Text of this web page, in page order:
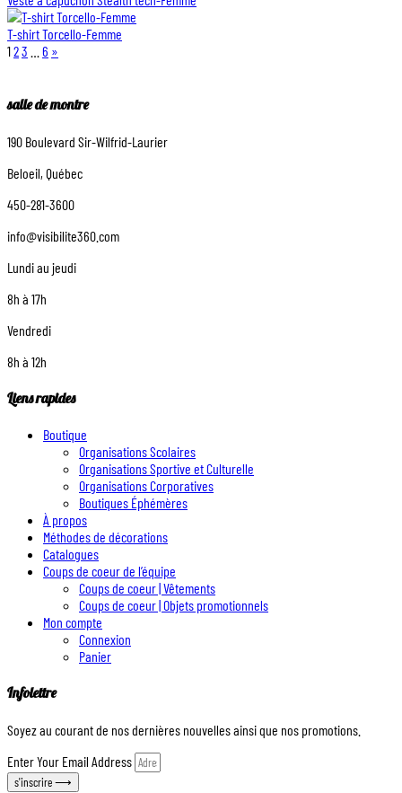
T-shirt Torcello-Femme
123 6 »
salle de montre
190 Boulevard Sir-Wilfrid-Laurier
Beloeil, Québec
450-281-3600
info@visibilite360.com
Lundi au jeudi
8h à 17h
Vendredi
8h à 12h
Liens rapides
Boutique
Organisations Scolaires
Organisations Sportive et Culturelle
Organisations Corporatives
Boutiques Éphémères
À propos
Méthodes de décorations
Catalogues
Coups de coeur de l’équipe
Coups de coeur | Vêtements
Coups de coeur | Objets promotionnels
Mon compte
Connexion
Panier
Infolettre
Soyez au courant de nos dernières nouvelles ainsi que nos promotions.
Enter Your Email Address
s'inscrire ⟶